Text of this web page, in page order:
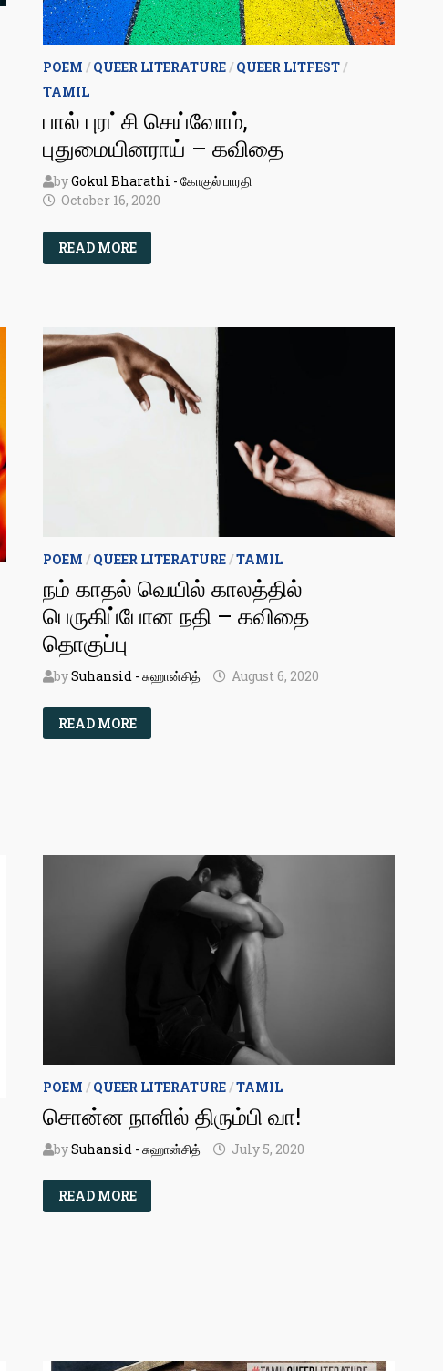
POEM /QUEER LITERATURE/QUEER LITFEST/
TAMIL
பால் புரட்சி செய்வோம்,
புதுமையினராய் – கவிதை
byGokul Bharathi - கோகுல் பாரதி
October 16, 2020
பால்
புரட்சி
செய்வோம்,
READ MORE
POEM /QUEER LITERATURE/TAMIL
நம் காதல் வெயில் காலத்தில்
பெருகிப்போன நதி – கவிதை
தொகுப்பு
bySuhansid - சுஹான்சித் August 6, 2020
நம்
காதல்
வெயில்
READ MORE
POEM /QUEER LITERATURE/TAMIL
சொன்ன நாளில் திரும்பி வா!
bySuhansid - சுஹான்சித் July 5, 2020
சொன்ன
நாளில்
திரும்பி
READ MORE